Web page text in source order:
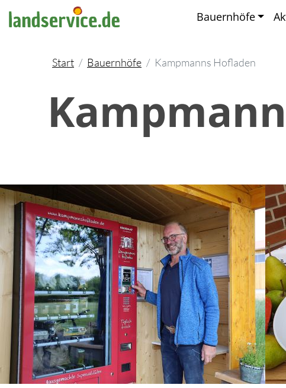
Bauernhöfe
Start Bauernhöfe Kampmanns Hofladen